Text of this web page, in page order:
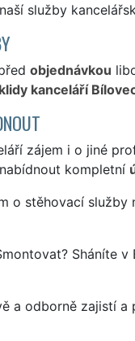
služby
objednávkou
kanceláří
zájem i o jiné
kompletní
o stěhovací služby
Sháníte
a odborně zajistí a